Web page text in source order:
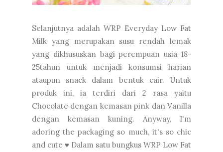
Selanjutnya adalah WRP Everyday Low Fat
Milk yang merupakan susu rendah lemak
yang dikhususkan bagi perempuan usia 18-
25tahun untuk menjadi konsumsi harian
ataupun snack dalam bentuk cair. Untuk
produk ini, ia terdiri dari 2 rasa yaitu
Chocolate dengan kemasan pink dan Vanilla
dengan kemasan kuning. Anyway, I'm
adoring the packaging so much, it's so chic
and cute ♥ Dalam satu bungkus WRP Low Fat